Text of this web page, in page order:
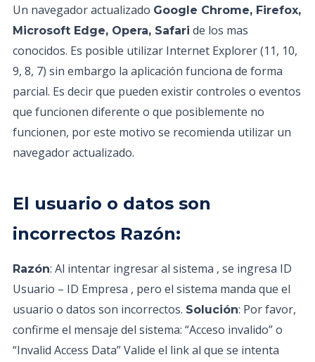
Un navegador actualizado Google Chrome, Firefox,
Microsoft Edge, Opera, Safari de los mas
conocidos. Es posible utilizar Internet Explorer (11, 10,
9, 8, 7) sin embargo la aplicación funciona de forma
parcial. Es decir que pueden existir controles o eventos
que funcionen diferente o que posiblemente no
funcionen, por este motivo se recomienda utilizar un
navegador actualizado.
El usuario o datos son
incorrectos Razón:
Razón: Al intentar ingresar al sistema , se ingresa ID
Usuario – ID Empresa , pero el sistema manda que el
usuario o datos son incorrectos. Solución: Por favor,
confirme el mensaje del sistema: “Acceso invalido” o
“Invalid Access Data” Valide el link al que se intenta